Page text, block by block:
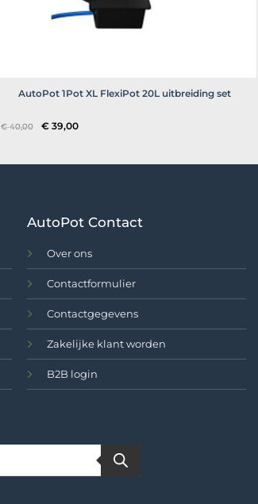
AutoPot 1Pot XL FlexiPot 20L uitbreiding set
€40,00 Oorspronkelijke
€ 39,00Huidige
AutoPot Contact
Over ons
Contactformulier
Contactgegevens
Zakelijke klant worden
B2B login